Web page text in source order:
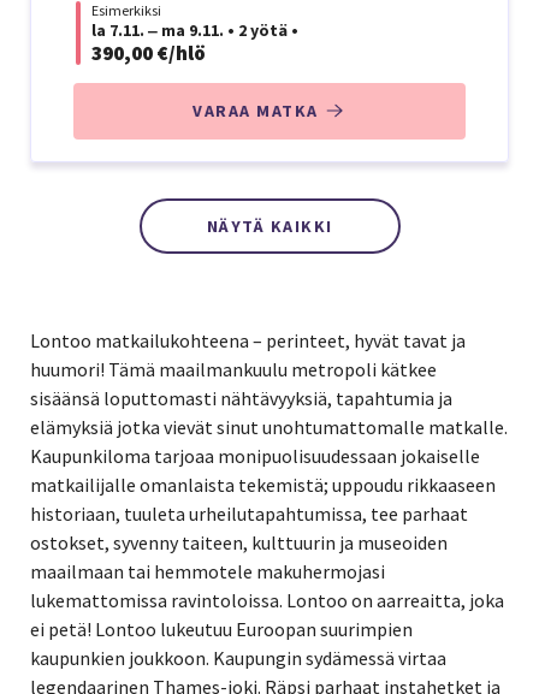
Esimerkiksi
la 7.11. ‒ ma 9.11. • 2 yötä •
390,00 €/hlö
VARAA MATKA
NÄYTÄ KAIKKI
Lontoo matkailukohteena – perinteet, hyvät tavat ja
huumori! Tämä maailmankuulu metropoli kätkee
sisäänsä loputtomasti nähtävyyksiä, tapahtumia ja
elämyksiä jotka vievät sinut unohtumattomalle matkalle.
Kaupunkiloma tarjoaa monipuolisuudessaan jokaiselle
matkailijalle omanlaista tekemistä; uppoudu rikkaaseen
historiaan, tuuleta urheilutapahtumissa, tee parhaat
ostokset, syvenny taiteen, kulttuurin ja museoiden
maailmaan tai hemmotele makuhermojasi
lukemattomissa ravintoloissa. Lontoo on aarreaitta, joka
ei petä! Lontoo lukeutuu Euroopan suurimpien
kaupunkien joukkoon. Kaupungin sydämessä virtaa
legendaarinen Thames-joki. Räpsi parhaat instahetket ja